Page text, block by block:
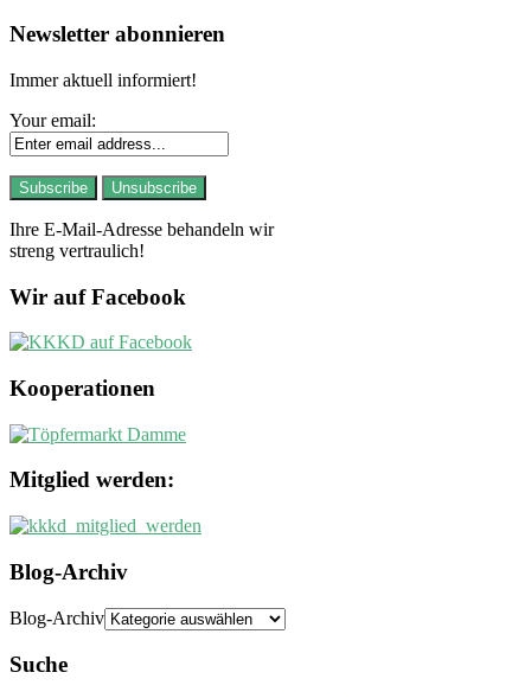
Newsletter abonnieren
Immer aktuell informiert!
Your email:
Ihre E-Mail-Adresse behandeln wir
streng vertraulich!
Wir auf Facebook
Kooperationen
Mitglied werden:
Blog-Archiv
Blog-Archiv
Suche